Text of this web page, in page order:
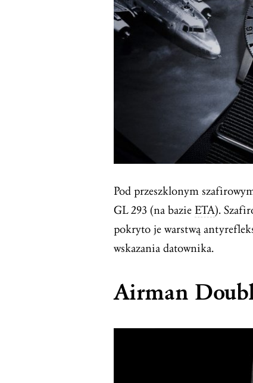
Pod przeszklonym
GL 293 (na bazie ETA).
pokryto je warstwą
wskazania datownika.
Airman